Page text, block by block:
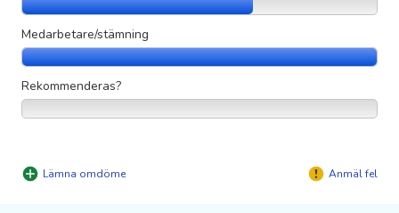
Medarbetare/stämning
Rekommenderas?
Lämna omdöme Anmäl fel